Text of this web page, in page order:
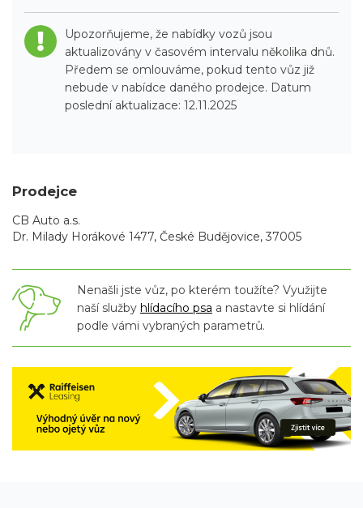
Upozorňujeme, že nabídky vozů jsou
aktualizovány v časovém intervalu několika dnů.
Předem se omlouváme, pokud tento vůz již
nebude v nabídce daného prodejce. Datum
poslední aktualizace: 12.11.2025
Prodejce
CB Auto a.s.
Dr. Milady Horákové 1477, České Budějovice, 37005
Nenašli jste vůz, po kterém toužíte? Využijte
naší služby hlídacího psa a nastavte si hlídání
podle vámi vybraných parametrů.